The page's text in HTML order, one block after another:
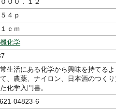
４ｐ
ｃｍ
化学
生活にある化学から興味を持てる
て、農薬、ナイロン、日本酒のつく
化学入門書。
04823-6